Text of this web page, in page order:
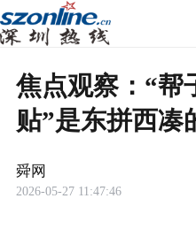
焦点观察：“帮
贴”是东拼西凑
舜网
2026-05-27 11:47:46